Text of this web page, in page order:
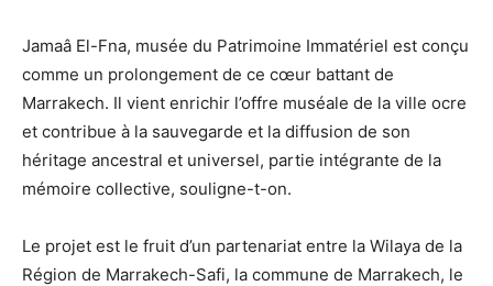
Jamaâ El-Fna, musée du Patrimoine Immatériel est conçu
comme un prolongement de ce cœur battant de
Marrakech. Il vient enrichir l’offre muséale de la ville ocre
et contribue à la sauvegarde et la diffusion de son
héritage ancestral et universel, partie intégrante de la
mémoire collective, souligne-t-on.
Le projet est le fruit d’un partenariat entre la Wilaya de la
Région de Marrakech-Safi, la commune de Marrakech, le